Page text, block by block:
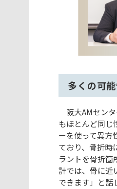
多くの可
阪大AMセン
もほとんど同じ
ーを使って異方
ており、骨折時
ラントを骨折
計では、骨に近
できます」と話